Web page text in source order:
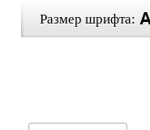
Размер шрифта: